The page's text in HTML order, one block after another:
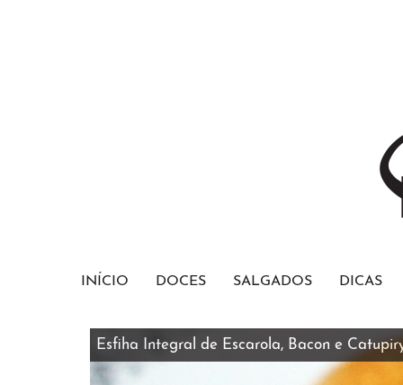
INÍCIO DOCES SALGADOS DICAS
Bolo Red Velvet